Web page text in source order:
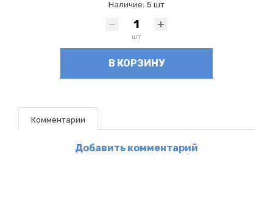
Наличие: 5 шт
шт
В КОРЗИНУ
Комментарии
Добавить комментарий